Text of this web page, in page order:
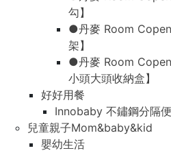
勾】
●丹麥 Room
架】
●丹麥 Room
小頭大頭收納盒】
好好用餐
Innobaby 不鏽鋼分隔
兒童親子Mom&baby&kid
嬰幼生活